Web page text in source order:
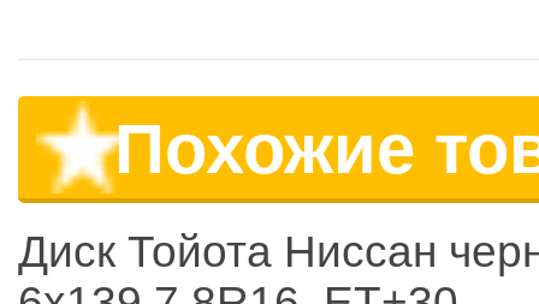
Похожие
Диск Тойота Ниссан